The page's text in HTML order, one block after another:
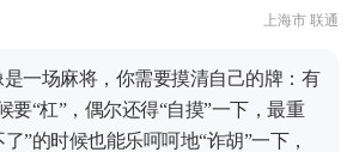
上海市 联通
一场麻将，你需要摸清自己的牌：有
要“杠”，偶尔还得“自摸”一下，最重
”的时候也能乐呵呵地“诈胡”一下，